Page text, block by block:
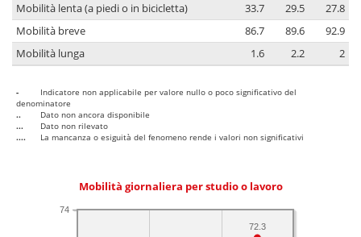
Mobilità lenta (a piedi o in bicicletta)
33.7 29.5
27.8
Mobilità breve
86.7 89.6
92.9
Mobilità lunga
1.6 2.2 2
-
Indicatore non applicabile per valore nullo o poco significativo del
denominatore
..
Dato non ancora disponibile
...
Dato non rilevato
....
La mancanza o esiguità del fenomeno rende i valori non significativi
Mobilità giornaliera per studio o lavoro
74
72.3